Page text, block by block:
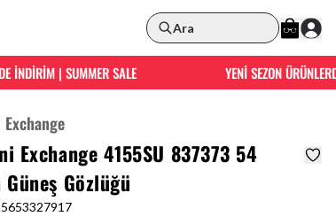
Ara
İNDİRİM | SUMMER SALE YENİ SEZON
Exchange 4155SU 837373 54
Güneş Gözlüğü